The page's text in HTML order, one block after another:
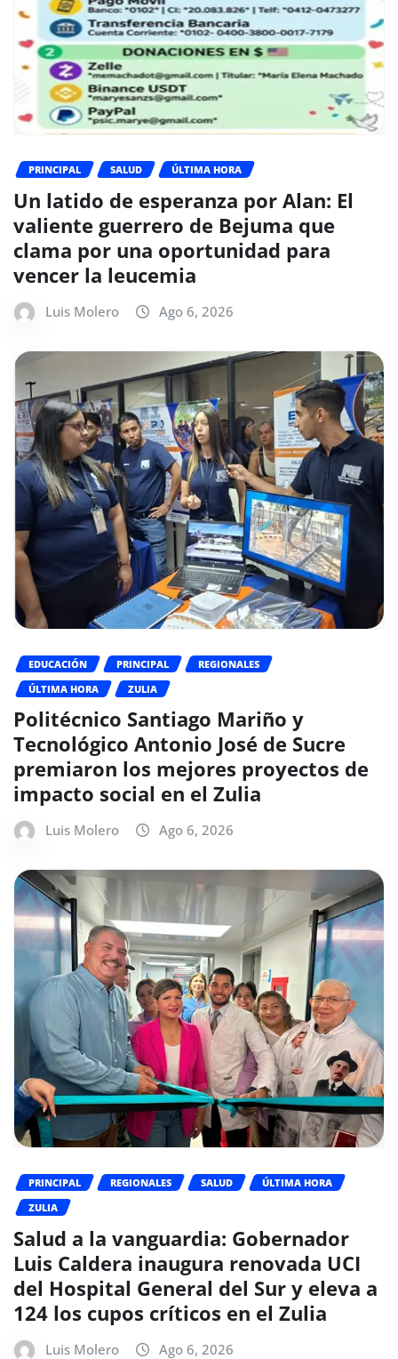
PRINCIPAL SALUD ÚLTIMA HORA
Un latido de esperanza por Alan: El
valiente guerrero de Bejuma que
clama por una oportunidad para
vencer la leucemia
Luis Molero Ago 6, 2026
EDUCACIÓN PRINCIPAL
REGIONALES
ÚLTIMA HORA
ZULIA
Politécnico Santiago Mariño y
Tecnológico Antonio José de Sucre
premiaron los mejores proyectos de
impacto social en el Zulia
Luis Molero Ago 6, 2026
PRINCIPAL REGIONALES SALUD
ÚLTIMA HORA
ZULIA
Salud a la vanguardia: Gobernador
Luis Caldera inaugura renovada UCI
del Hospital General del Sur y eleva a
124 los cupos críticos en el Zulia
Luis Molero Ago 6, 2026